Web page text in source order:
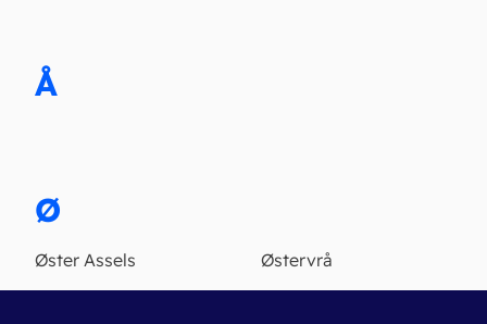
Å
Ø
Øster Assels Østervrå